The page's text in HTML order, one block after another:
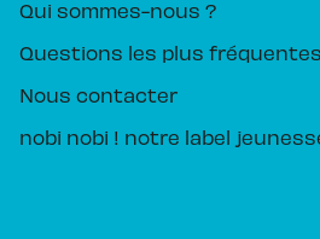
Qui sommes-nous ?
Questions les plus fréquentes
Nous contacter
nobi nobi ! notre label